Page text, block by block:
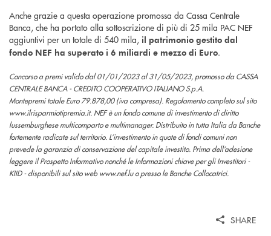
Anche grazie a questa operazione promossa da Cassa Centrale
Banca, che ha portato alla sottoscrizione di più di 25 mila PAC NEF
aggiuntivi per un totale di 540 mila, il patrimonio gestito dal
fondo NEF ha superato i 6 miliardi e mezzo di Euro.
Concorso a premi valido dal 01/01/2023 al 31/05/2023, promosso da CASSA
CENTRALE BANCA - CREDITO COOPERATIVO ITALIANO S.p.A.
Montepremi totale Euro 79.878,00 (iva compresa). Regolamento completo sul sito
www.ilrisparmiotipremia.it. NEF è un fondo comune di investimento di diritto
lussemburghese multicomparto e multimanager. Distribuito in tutta Italia da Banche
fortemente radicate sul territorio. L’investimento in quote di fondi comuni non
prevede la garanzia di conservazione del capitale investito. Prima dell’adesione
leggere il Prospetto Informativo nonché le Informazioni chiave per gli Investitori -
KIID - disponibili sul sito web www.nef.lu o presso le Banche Collocatrici.
SHARE